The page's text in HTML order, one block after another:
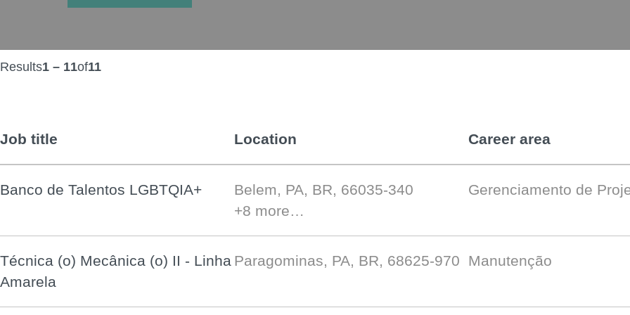
Results1 – 11of11
Job title Location Career area
Banco de Talentos LGBTQIA+
Belem, PA, BR, 66035-340
+8 more…
Gerenciamento de
Técnica (o) Mecânica (o) II - Linha
Amarela
Paragominas, PA, BR, 68625-970 Manutenção